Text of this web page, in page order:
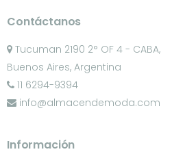
Contáctanos
Tucuman 2190 2° OF 4 - CABA,
Buenos Aires, Argentina
11 6294-9394
info@almacendemoda.com
Información